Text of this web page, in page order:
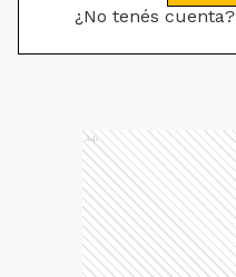
¿No tenés cuenta?
Ads